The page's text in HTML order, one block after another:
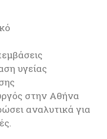
υγείας
στην Αθήνα
αναλυτικά για